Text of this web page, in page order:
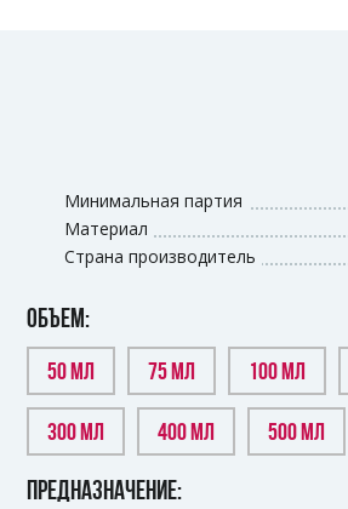
Минимальная партия
Материал
Страна производитель
ОБЪЕМ:
50 МЛ 75 МЛ 100 МЛ
300 МЛ 400 МЛ 500 МЛ
ПРЕДНАЗНАЧЕНИЕ: